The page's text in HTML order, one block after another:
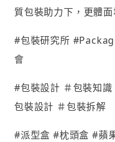
質包裝助力下，更體面
#包裝研究所
會
#包裝設計 ＃包裝知
包裝設計 ＃包裝拆解
#派型盒 #枕頭盒 #蘋